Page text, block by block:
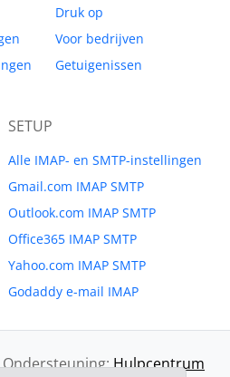
Druk op
Voor bedrijven
Getuigenissen
SETUP
Alle IMAP- en SMTP-instellingen
Gmail.com IMAP SMTP
Outlook.com IMAP SMTP
Office365 IMAP SMTP
Yahoo.com IMAP SMTP
Godaddy e-mail IMAP
Ondersteuning:Hulpcentrum